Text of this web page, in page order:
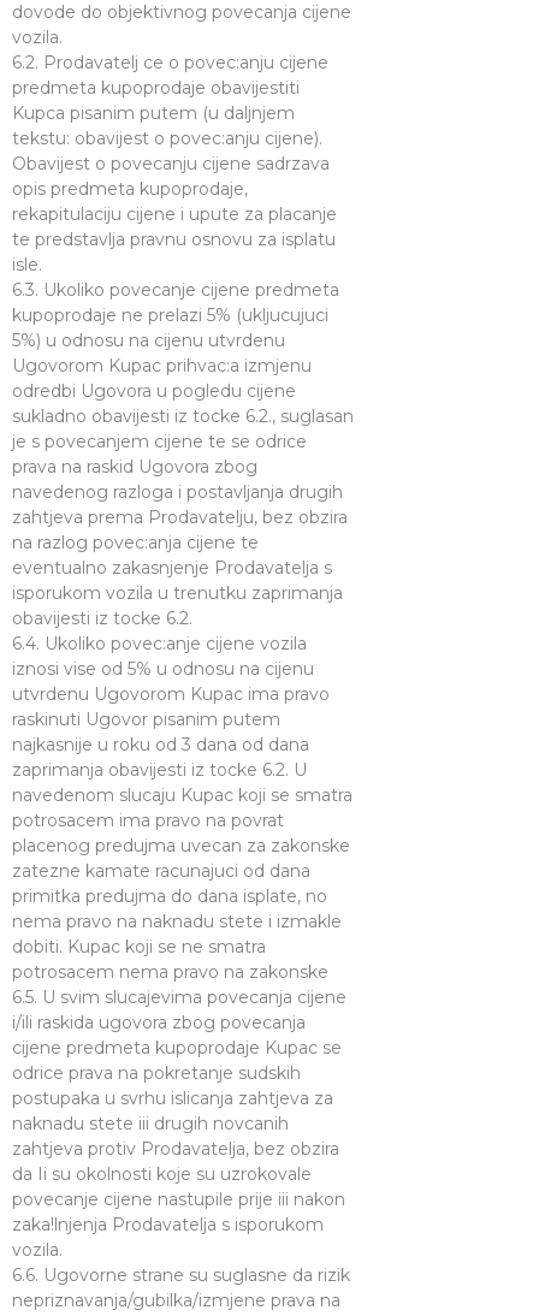
dovode do objektivnog povecanja cijene
vozila.
6.2. Prodavatelj ce o povec:anju cijene
predmeta kupoprodaje obavijestiti
Kupca pisanim putem (u daljnjem
tekstu: obavijest o povec:anju cijene).
Obavijest o povecanju cijene sadrzava
opis predmeta kupoprodaje,
rekapitulaciju cijene i upute za placanje
te predstavlja pravnu osnovu za isplatu
isle.
6.3. Ukoliko povecanje cijene predmeta
kupoprodaje ne prelazi 5% (ukljucujuci
5%) u odnosu na cijenu utvrdenu
Ugovorom Kupac prihvac:a izmjenu
odredbi Ugovora u pogledu cijene
sukladno obavijesti iz tocke 6.2., suglasan
je s povecanjem cijene te se odrice
prava na raskid Ugovora zbog
navedenog razloga i postavljanja drugih
zahtjeva prema Prodavatelju, bez obzira
na razlog povec:anja cijene te
eventualno zakasnjenje Prodavatelja s
isporukom vozila u trenutku zaprimanja
obavijesti iz tocke 6.2.
6.4. Ukoliko povec:anje cijene vozila
iznosi vise od 5% u odnosu na cijenu
utvrdenu Ugovorom Kupac ima pravo
raskinuti Ugovor pisanim putem
najkasnije u roku od 3 dana od dana
zaprimanja obavijesti iz tocke 6.2. U
navedenom slucaju Kupac koji se smatra
potrosacem ima pravo na povrat
placenog predujma uvecan za zakonske
zatezne kamate racunajuci od dana
primitka predujma do dana isplate, no
nema pravo na naknadu stete i izmakle
dobiti. Kupac koji se ne smatra
potrosacem nema pravo na zakonske
6.5. U svim slucajevima povecanja cijene
i/ili raskida ugovora zbog povecanja
cijene predmeta kupoprodaje Kupac se
odrice prava na pokretanje sudskih
postupaka u svrhu islicanja zahtjeva za
naknadu stete iii drugih novcanih
zahtjeva protiv Prodavatelja, bez obzira
da Ii su okolnosti koje su uzrokovale
povecanje cijene nastupile prije iii nakon
zaka!lnjenja Prodavatelja s isporukom
vozila.
6.6. Ugovorne strane su suglasne da rizik
nepriznavanja/gubilka/izmjene prava na